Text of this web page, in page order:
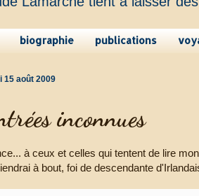
biographie publications
15 août 2009
inconnues
à ceux et celles qui tentent de lire
à bout, foi de descendante